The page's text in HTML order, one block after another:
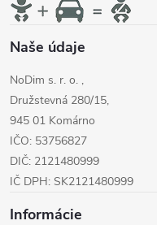
e
Naše údaje
NoDim s. r. o. ,
Družstevná 280/15,
945 01 Komárno
IČO: 53756827
DIČ: 2121480999
IČ DPH: SK2121480999
Informácie